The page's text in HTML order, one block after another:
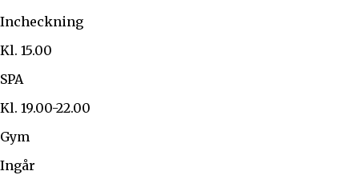
Incheckning
Kl. 15.00
SPA
Kl. 19.00-22.00
Gym
Ingår